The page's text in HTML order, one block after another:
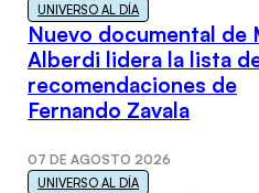
UNIVERSO AL DÍA
Nuevo documental de
Alberdi lidera la lista
recomendaciones de
Fernando Zavala
07 DE AGOSTO 2026
UNIVERSO AL DÍA